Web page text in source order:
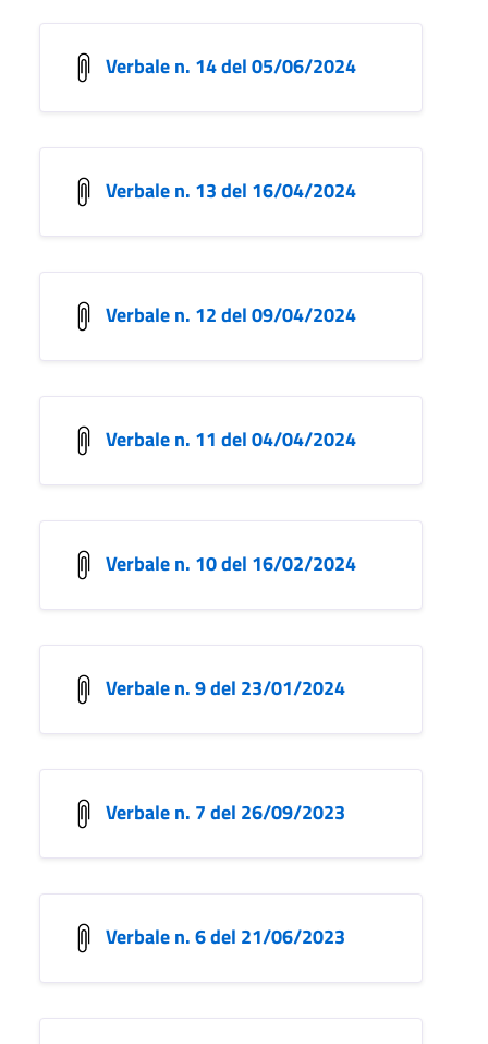
Verbale n. 14 del 05/06/2024
Verbale n. 13 del 16/04/2024
Verbale n. 12 del 09/04/2024
Verbale n. 11 del 04/04/2024
Verbale n. 10 del 16/02/2024
Verbale n. 9 del 23/01/2024
Verbale n. 7 del 26/09/2023
Verbale n. 6 del 21/06/2023